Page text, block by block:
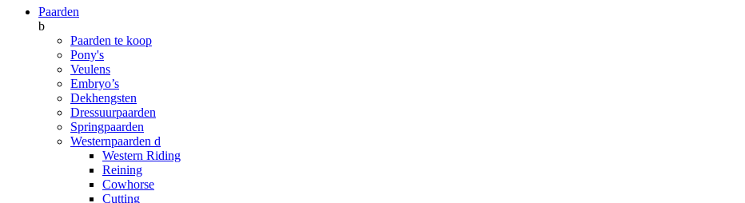
Paarden
b
Paarden te koop
Pony's
Veulens
Embryo’s
Dekhengsten
Dressuurpaarden
Springpaarden
Westernpaarden d
Western Riding
Reining
Cowhorse
Cutting